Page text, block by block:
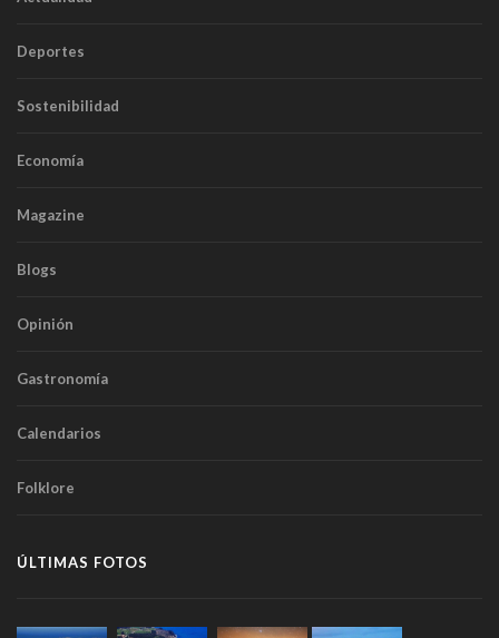
Deportes
Sostenibilidad
Economía
Magazine
Blogs
Opinión
Gastronomía
Calendarios
Folklore
ÚLTIMAS FOTOS